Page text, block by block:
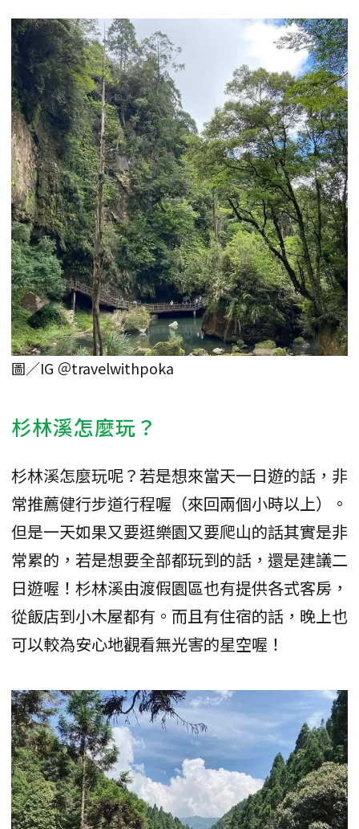
圖／IG ＠travelwithpoka
杉林溪怎麼玩？
杉林溪怎麼玩呢？若是想來當天一日遊的話，非
常推薦健行步道行程喔（來回兩個小時以上）。
但是一天如果又要逛樂園又要爬山的話其實是非
常累的，若是想要全部都玩到的話，還是建議二
日遊喔！杉林溪由渡假園區也有提供各式客房，
從飯店到小木屋都有。而且有住宿的話，晚上也
可以較為安心地觀看無光害的星空喔！